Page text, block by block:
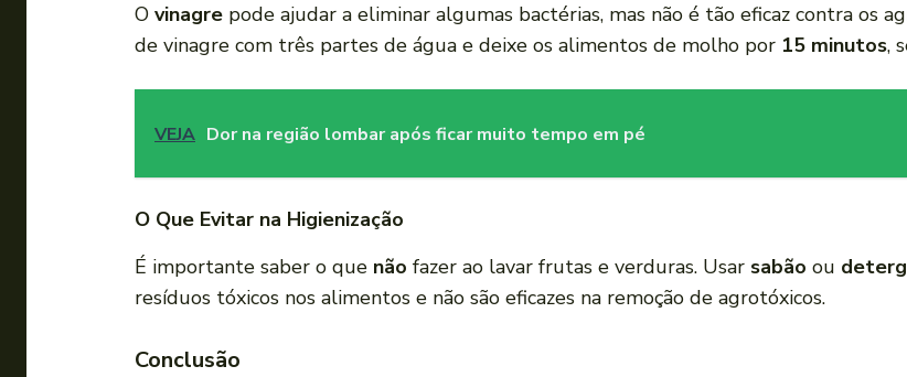
O vinagre pode ajudar a eliminar algumas bactérias, mas não é tão eficaz contra os
de vinagre com três partes de água e deixe os alimentos de molho por 15 minutos,
VEJA Dor na região lombar após ficar muito tempo em pé
O Que Evitar na Higienização
É importante saber o que não fazer ao lavar frutas e verduras. Usar sabão ou
resíduos tóxicos nos alimentos e não são eficazes na remoção de agrotóxicos.
Conclusão